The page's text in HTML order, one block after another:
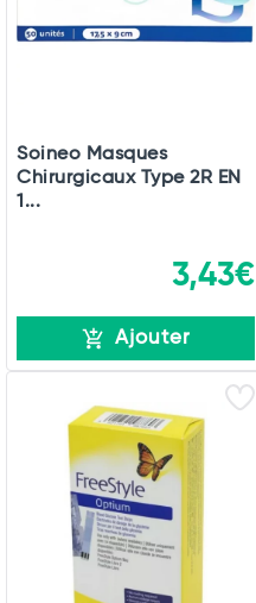
Soineo Masques
Chirurgicaux Type 2R EN
1...
3,43€
Ajouter